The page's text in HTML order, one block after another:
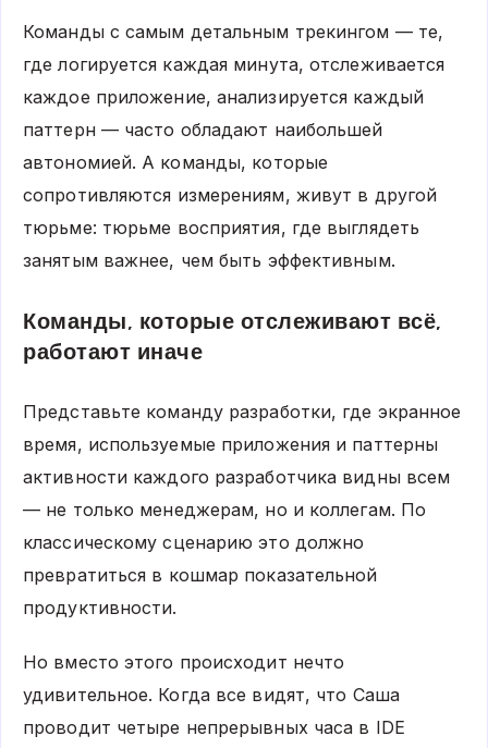
Команды с самым детальным трекингом — те,
где логируется каждая минута, отслеживается
каждое приложение, анализируется каждый
паттерн — часто обладают наибольшей
автономией. А команды, которые
сопротивляются измерениям, живут в другой
тюрьме: тюрьме восприятия, где выглядеть
занятым важнее, чем быть эффективным.
Команды, которые отслеживают всё,
работают иначе
Представьте команду разработки, где экранное
время, используемые приложения и паттерны
активности каждого разработчика видны всем
— не только менеджерам, но и коллегам. По
классическому сценарию это должно
превратиться в кошмар показательной
продуктивности.
Но вместо этого происходит нечто
удивительное. Когда все видят, что Саша
проводит четыре непрерывных часа в IDE